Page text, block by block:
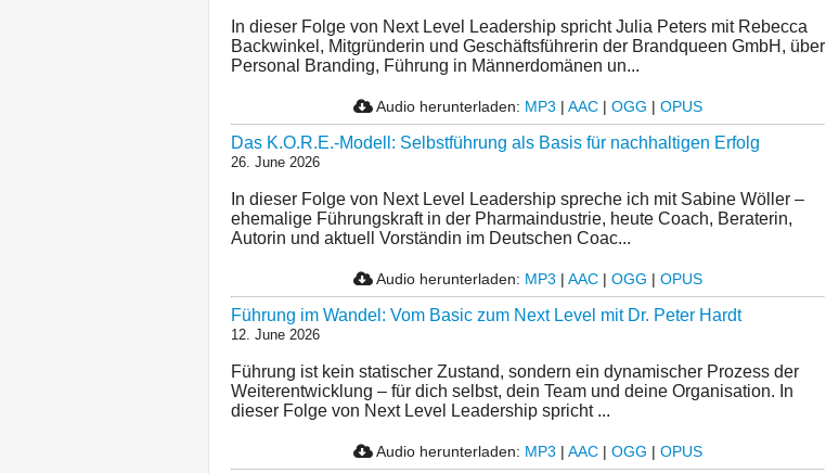
In dieser Folge von Next Level Leadership spricht Julia Peters mit Rebecca
Backwinkel, Mitgründerin und Geschäftsführerin der Brandqueen GmbH, über
Personal Branding, Führung in Männerdomänen un...
Audio herunterladen: MP3 | AAC | OGG | OPUS
Das K.O.R.E.-Modell: Selbstführung als Basis für nachhaltigen Erfolg
26. June 2026
In dieser Folge von Next Level Leadership spreche ich mit Sabine Wöller –
ehemalige Führungskraft in der Pharmaindustrie, heute Coach, Beraterin,
Autorin und aktuell Vorständin im Deutschen Coac...
Audio herunterladen: MP3 | AAC | OGG | OPUS
Führung im Wandel: Vom Basic zum Next Level mit Dr. Peter Hardt
12. June 2026
Führung ist kein statischer Zustand, sondern ein dynamischer Prozess der
Weiterentwicklung – für dich selbst, dein Team und deine Organisation. In
dieser Folge von Next Level Leadership spricht ...
Audio herunterladen: MP3 | AAC | OGG | OPUS